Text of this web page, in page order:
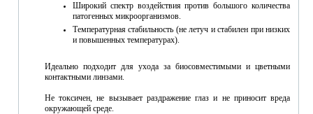
Широкий спектр воздействия против большого количества
патогенных микроорганизмов.
Температурная стабильность (не летуч и стабилен при низких
и повышенных температурах).
Идеально подходит для ухода за биосовместимыми и цветными
контактными линзами.
Не токсичен, не вызывает раздражение глаз и не приносит вреда
окружающей среде.